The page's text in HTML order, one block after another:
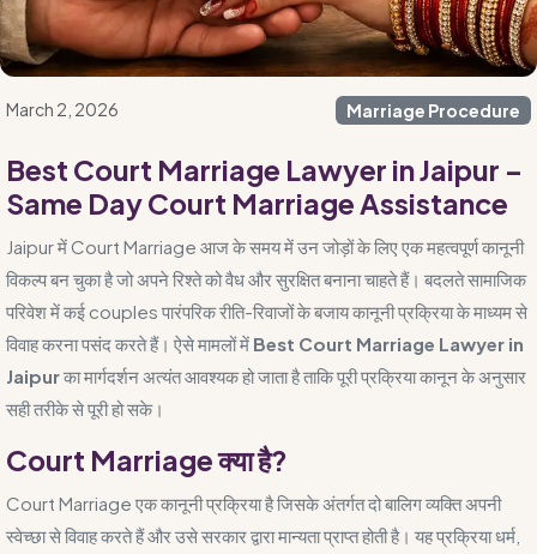
March 2, 2026 Marriage Procedure
Best Court Marriage Lawyer in Jaipur –
Same Day Court Marriage Assistance
Jaipur में Court Marriage आज के समय में उन जोड़ों के लिए एक महत्वपूर्ण कानूनी
विकल्प बन चुका है जो अपने रिश्ते को वैध और सुरक्षित बनाना चाहते हैं। बदलते सामाजिक
परिवेश में कई couples पारंपरिक रीति-रिवाजों के बजाय कानूनी प्रक्रिया के माध्यम से
विवाह करना पसंद करते हैं। ऐसे मामलों में Best Court Marriage Lawyer in
Jaipurका मार्गदर्शन अत्यंत आवश्यक हो जाता है ताकि पूरी प्रक्रिया कानून के अनुसार
सही तरीके से पूरी हो सके।
Court Marriage क्या है?
Court Marriage एक कानूनी प्रक्रिया है जिसके अंतर्गत दो बालिग व्यक्ति अपनी
स्वेच्छा से विवाह करते हैं और उसे सरकार द्वारा मान्यता प्राप्त होती है। यह प्रक्रिया धर्म,